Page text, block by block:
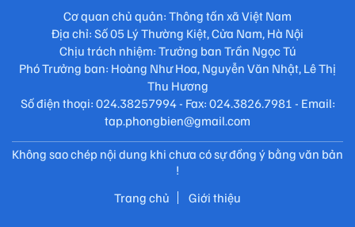
Cơ quan chủ quản: Thông tấn xã Việt Nam
Địa chỉ: Số 05 Lý Thường Kiệt, Cửa Nam, Hà Nội
Chịu trách nhiệm: Trưởng ban Trần Ngọc Tú
Phó Trưởng ban: Hoàng Như Hoa, Nguyễn Văn Nhật, Lê Thị
Thu Hương
Số điện thoại: 024.38257994 - Fax: 024.3826.7981 - Email:
tap.phongbien@gmail.com
Không sao chép nội dung khi chưa có sự đồng ý bằng văn bản
!
Trang chủ
Giới thiệu